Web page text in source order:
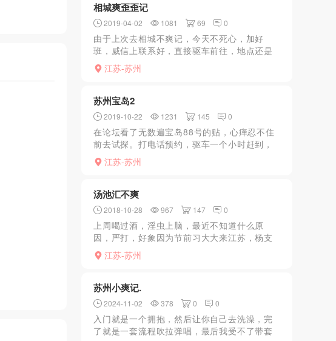
相城爽歪歪记
2019-04-02 1081 69 0
由于上次去相城不爽记，今天不死心，加好
班，威信上联系好，直接驱车前往，地点还是
相城天虹品上公寓。到了地点，联系说还需要
等待一会儿，大概等了要半个钟头，时间有点
江苏-苏州
苏州宝岛2
2019-10-22 1231 145 0
在论坛看了无数遍宝岛88号的贴，心痒忍不住
前去试探。打电话预约，驱车一个小时赶到，
告知88号洗头去了，等了半个小时来了。进来
以后发现长得一般般，胸看着很大，脱了衣服
江苏-苏州
汤池汇不爽
2018-10-28 967 147 0
上周喝过酒，淫虫上脑，最近不知道什么原
因，严打，好象因为节前习大大来江苏，杨支
塘等地全打没了，晚上开车过去，准备进去看
看，才到巷口就看到二辅警在查从巷内出来的
江苏-苏州
苏州小爽记.
2024-11-02 378 0 0
入门就是一个拥抱，然后让你自己去洗澡，完
了就是一套流程吹拉弹唱，最后我受不了带套